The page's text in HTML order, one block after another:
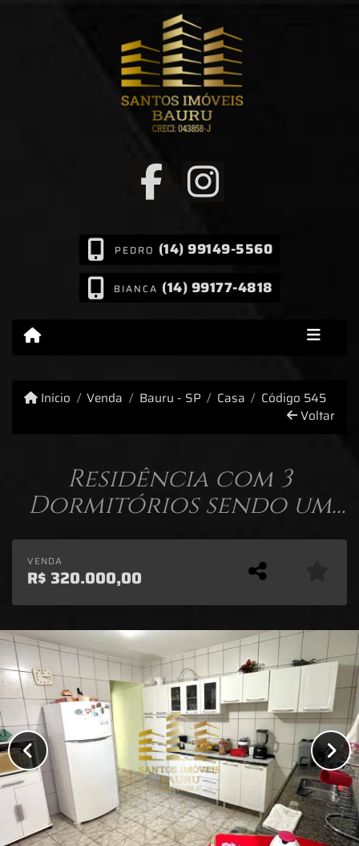
PEDRO (14) 99149-5560
BIANCA (14) 99177-4818
Início Venda Bauru - SP Casa
Código 545
Voltar
Residência com 3
Dormitórios sendo um
VENDA
R$ 320.000,00